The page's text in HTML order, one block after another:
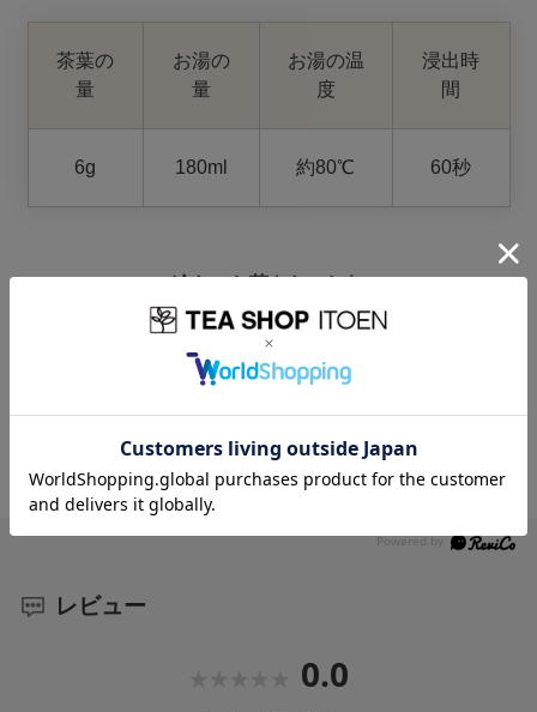
茶葉の
量
お湯の
量
お湯の温
度
浸出時
間
6g 180ml 約80℃ 60秒
冷たいお茶をたのしむ
水の量 氷の量
180ml 2～3個
レビュー
0.0